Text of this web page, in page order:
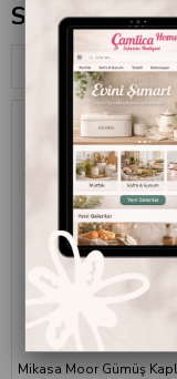
Servis
Sıralama